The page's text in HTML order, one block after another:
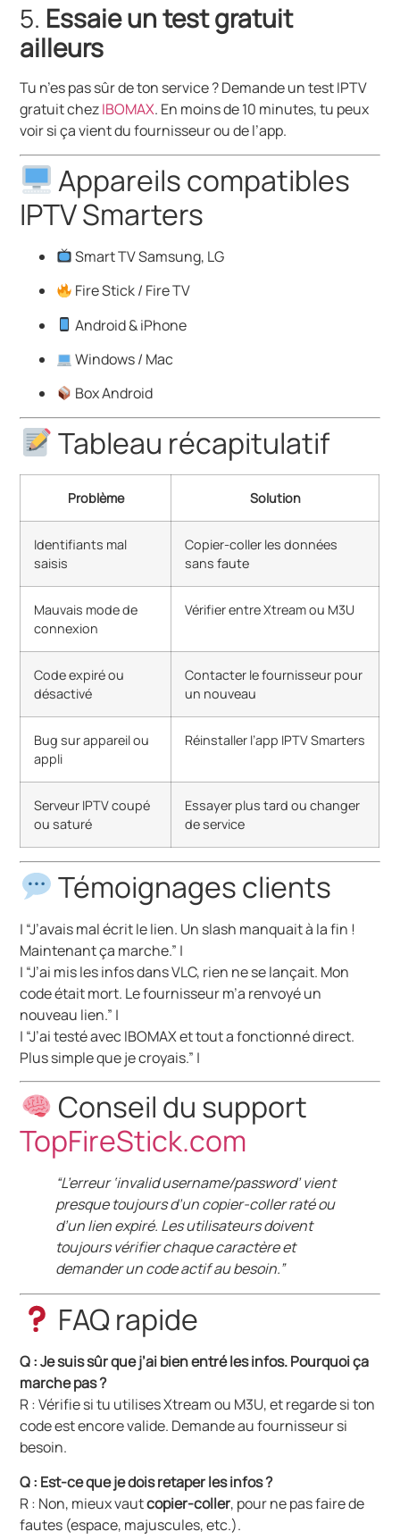
5. Essaie un test gratuit
ailleurs
Tu n’es pas sûr de ton service ? Demande un test IPTV
gratuit chezIBOMAX. En moins de 10 minutes, tu peux
voir si ça vient du fournisseur ou de l’app.
Appareils compatibles
IPTV Smarters
Smart TV Samsung, LG
Fire Stick / Fire TV
Android & iPhone
Windows / Mac
Box Android
Tableau récapitulatif
Problème Solution
Identifiants mal
saisis
Copier-coller les données
sans faute
Mauvais mode de
connexion
Vérifier entre Xtream ou M3U
Code expiré ou
désactivé
Contacter le fournisseur pour
un nouveau
Bug sur appareil ou
appli
Réinstaller l’app IPTV Smarters
Serveur IPTV coupé
ou saturé
Essayer plus tard ou changer
de service
Témoignages clients
| “J’avais mal écrit le lien. Un slash manquait à la fin !
Maintenant ça marche.” |
| “J’ai mis les infos dans VLC, rien ne se lançait. Mon
code était mort. Le fournisseur m’a renvoyé un
nouveau lien.” |
| “J’ai testé avec IBOMAX et tout a fonctionné direct.
Plus simple que je croyais.” |
Conseil du support
TopFireStick.com
“L’erreur ‘invalid username/password’ vient
presque toujours d’un copier-coller raté ou
d’un lien expiré. Les utilisateurs doivent
toujours vérifier chaque caractère et
demander un code actif au besoin.”
FAQ rapide
Q : Je suis sûr que j’ai bien entré les infos. Pourquoi ça
marche pas ?
R : Vérifie si tu utilises Xtream ou M3U, et regarde si ton
code est encore valide. Demande au fournisseur si
besoin.
Q : Est-ce que je dois retaper les infos ?
R : Non, mieux vautcopier-coller, pour ne pas faire de
fautes (espace, majuscules, etc.).